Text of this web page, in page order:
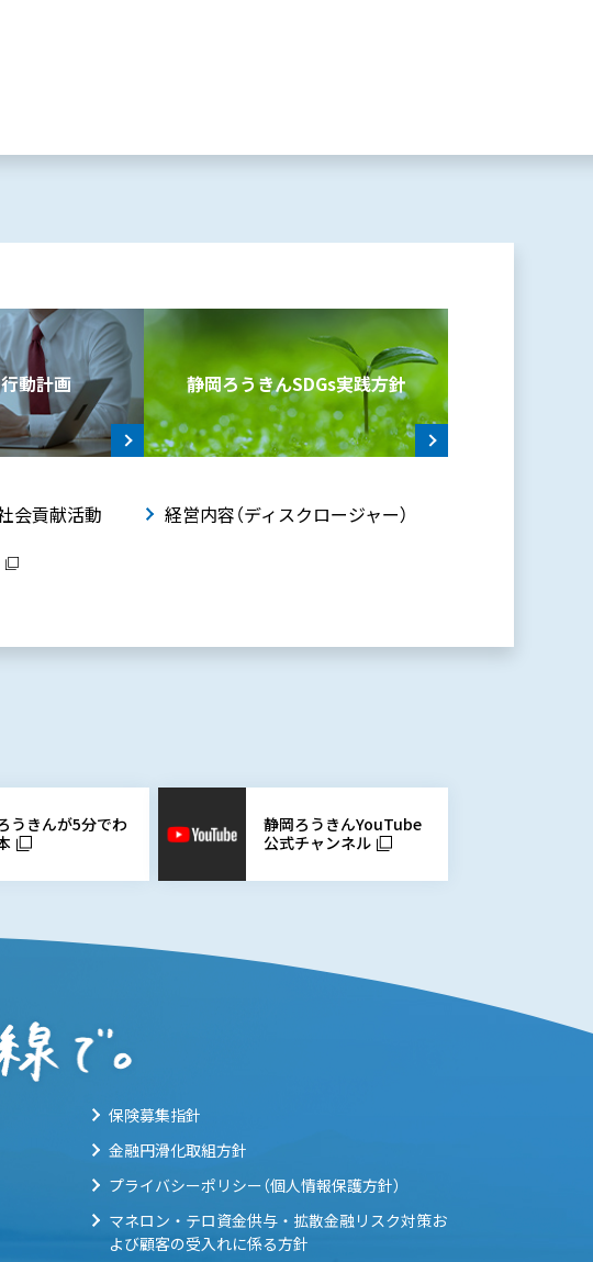
動計画 静岡ろうきんSDGs実践方針
会貢献活動
経営内容（ディスクロージャー）
うきんが5分でわ
静岡ろうきんYouTube
公式チャンネル
保険募集指針
金融円滑化取組方針
プライバシーポリシー（個人情報保護方針）
マネロン・テロ資金供与・拡散金融リスク対策お
よび顧客の受入れに係る方針